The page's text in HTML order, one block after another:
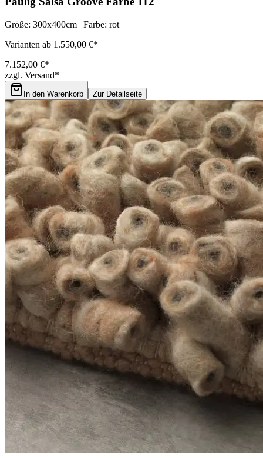
Größe: 300x400cm | Farbe: rot
Varianten ab 1.550,00 €*
7.152,00 €*
zzgl. Versand*
In den Warenkorb Zur Detailseite